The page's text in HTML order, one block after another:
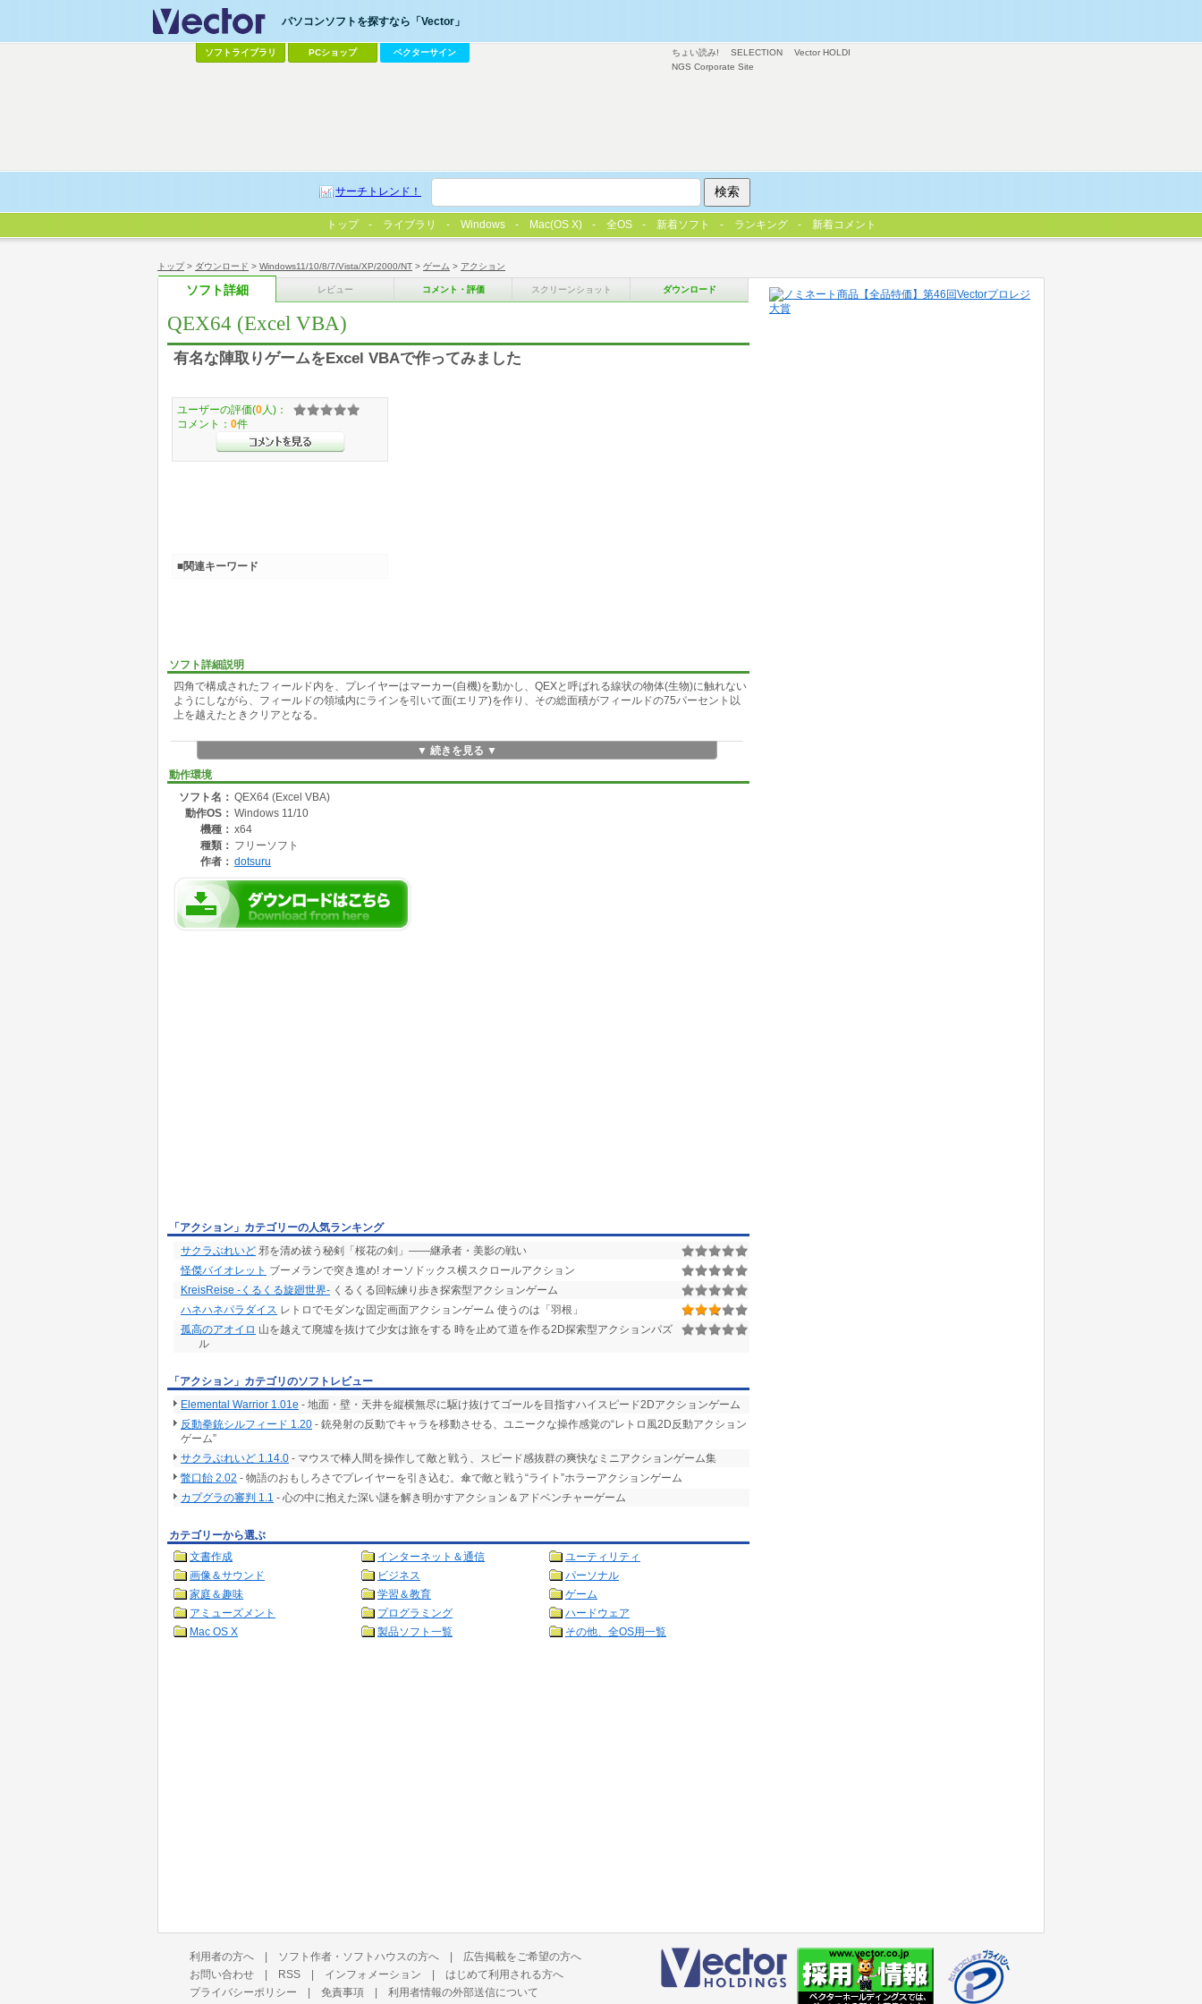
トップ> ダウンロード > Windows11/10/8/7/Vista/XP/2000/NT > ゲーム > アクション
ソフト詳細 レビュー コメント・評価 スクリーンショット ダウンロード
QEX64 (Excel VBA)
有名な陣取りゲームをExcel VBAで作ってみました
ソフト詳細説明
四角で構成されたフィールド内を、プレイヤーはマーカー(自機)を動かし、QEXと呼ばれる線状の物体(生物)に触れない
ようにしながら、フィールドの領域内にラインを引いて面(エリア)を作り、その総面積がフィールドの75パーセント以
上を越えたときクリアとなる。
▼ 続きを見る ▼
動作環境
ソフト名： QEX64 (Excel VBA)
動作OS： Windows 11/10
機種： x64
種類： フリーソフト
作者： dotsuru
ユーザーの評価(0 人)：
コメント： 0件
■関連キーワード
「アクション」カテゴリーの人気ランキング
サクラぶれいど 邪を清め祓う秘剣「桜花の剣」――継承者・美影の戦い
怪傑バイオレット ブーメランで突き進め! オーソドックス横スクロールアクション
KreisReise -くるくる旋廻世界- くるくる回転練り歩き探索型アクションゲーム
ハネハネパラダイス レトロでモダンな固定画面アクションゲーム 使うのは「羽根」
孤高のアオイロ 山を越えて廃墟を抜けて少女は旅をする 時を止めて道を作る2D探索型アクションパズ
ル
「アクション」カテゴリのソフトレビュー
Elemental Warrior 1.01e - 地面・壁・天井を縦横無尽に駆け抜けてゴールを目指すハイスピード2Dアクションゲーム
反動拳銃シルフィード 1.20 - 銃発射の反動でキャラを移動させる、ユニークな操作感覚の“レトロ風2D反動アクション
ゲーム”
サクラぶれいど 1.14.0 - マウスで棒人間を操作して敵と戦う、スピード感抜群の爽快なミニアクションゲーム集
鼈口飴 2.02 - 物語のおもしろさでプレイヤーを引き込む。傘で敵と戦う“ライト”ホラーアクションゲーム
カプグラの審判 1.1 - 心の中に抱えた深い謎を解き明かすアクション＆アドベンチャーゲーム
カテゴリーから選ぶ
文書作成
インターネット＆通信
ユーティリティ
画像＆サウンド
ビジネス
パーソナル
家庭＆趣味
学習＆教育
ゲーム
アミューズメント
プログラミング
ハードウェア
Mac OS X
製品ソフト一覧 その他、全OS用一覧
ちょい読み! SELECTION
Vector HOLDI
NGS Corporate Site
パソコンソフトを探すなら「Vector」
ソフトライブラリ PCショップ ベクターサイン
サーチトレンド！
トップ ライブラリ Windows Mac(OS X) 全OS 新着ソフト ランキング 新着コメント
利用者の方へ | ソフト作者・ソフトハウスの方へ | 広告掲載をご希望の方へ
お問い合わせ | RSS | インフォメーション | はじめて利用される方へ
プライバシーポリシー | 免責事項 | 利用者情報の外部送信について